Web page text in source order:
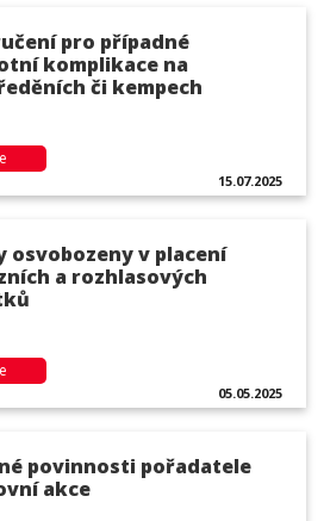
pro případné
komplikace na
či kempech
15.07.2025
osvobozeny v placení
a rozhlasových
05.05.2025
povinnosti pořadatele
akce